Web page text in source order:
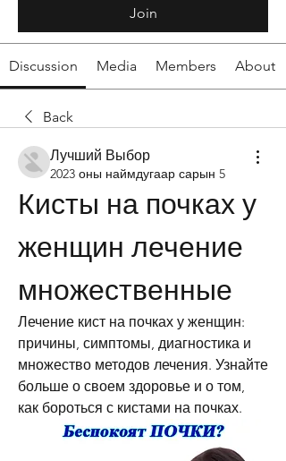
Join
Discussion Media Members About
Back
Лучший Выбор
2023 оны наймдугаар сарын 5
Кисты на почках у
женщин лечение
множественные
Лечение кист на почках у женщин:
причины, симптомы, диагностика и
множество методов лечения. Узнайте
больше о своем здоровье и о том,
как бороться с кистами на почках.